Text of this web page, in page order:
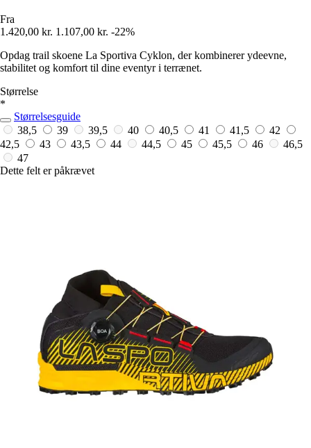
Fra
1.420,00 kr. 1.107,00 kr. -22%
Opdag trail skoene La Sportiva Cyklon, der kombinerer ydeevne,
stabilitet og komfort til dine eventyr i terrænet.
Størrelse
*
Størrelsesguide
38,5
39 39,5 40 40,5 41 41,5
42
42,5
43 43,5 44 44,5 45 45,5 46
46,5
47
Dette felt er påkrævet